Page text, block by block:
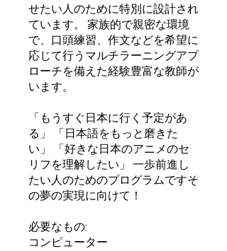
せたい人のために特別に設計され
ています。 家族的で親密な環境
で、口頭練習、作文などを希望に
応じて行うマルチラーニングアプ
ローチを備えた経験豊富な教師が
います。
「もうすぐ日本に行く予定があ
る」 「日本語をもっと磨きた
い」 「好きな日本のアニメのセ
リフを理解したい」 一歩前進し
たい人のためのプログラムですそ
の夢の実現に向けて！
必要なもの:
コンピューター